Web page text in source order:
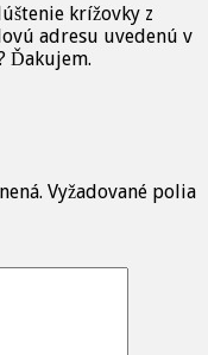
krížovky z
adresu uvedenú v
Ďakujem.
Vyžadované polia